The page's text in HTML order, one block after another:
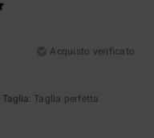
Acquisto verificato
Taglia: Taglia perfetta